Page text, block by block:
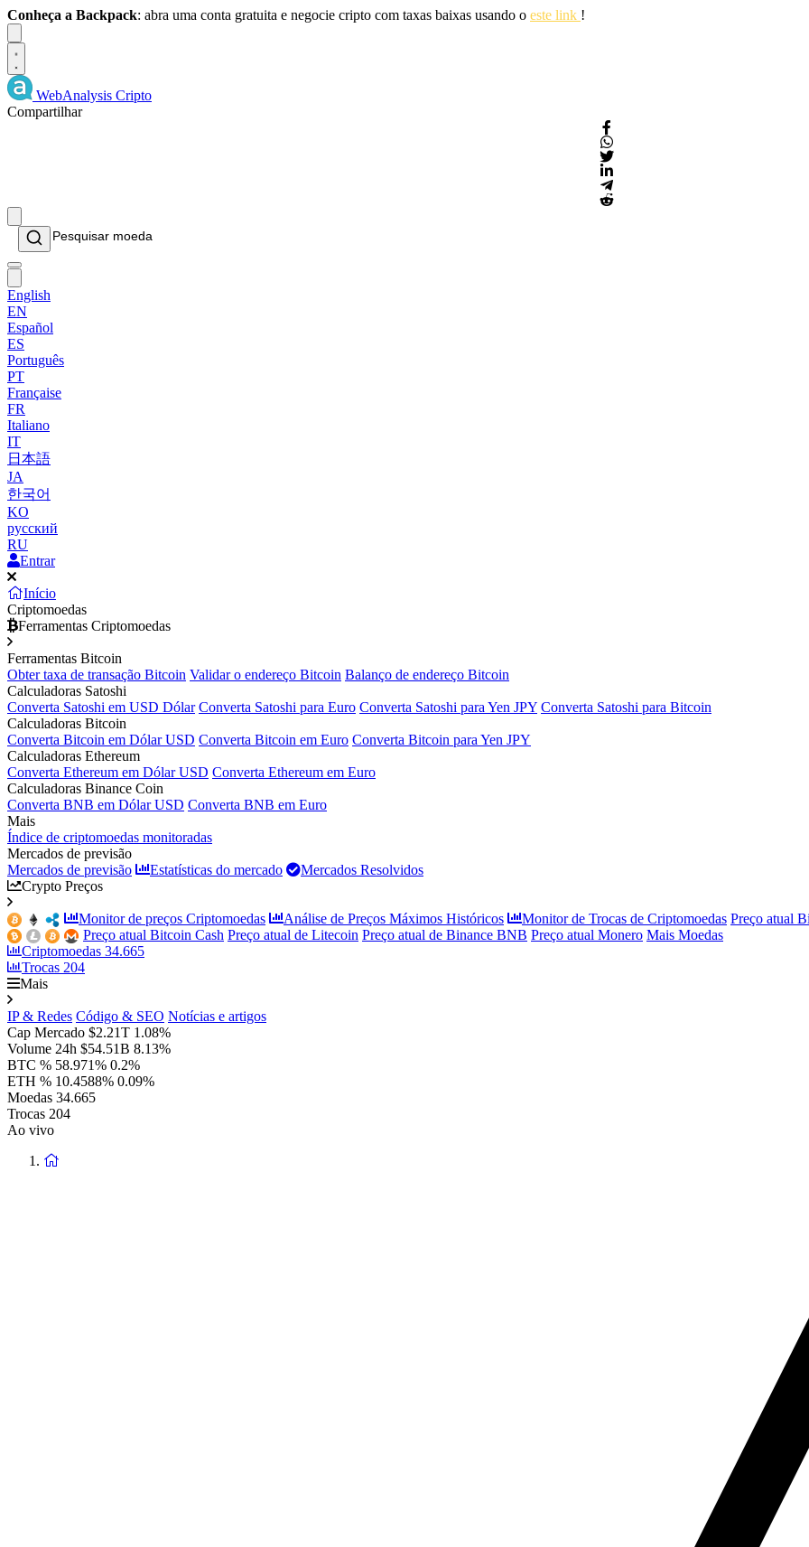
Conheça a Backpack: abra uma conta gratuita e negocie cripto com taxas baixas usando o este link !
WebAnalysis Cripto
Compartilhar
English
EN
Español
ES
Português
PT
Française
FR
Italiano
IT
日本語
JA
한국어
KO
русский
RU
Entrar
Início
Criptomoedas
Ferramentas Criptomoedas
Ferramentas Bitcoin
Obter taxa de transação Bitcoin Validar o endereço Bitcoin Balanço de endereço Bitcoin
Calculadoras Satoshi
Converta Satoshi em USD Dólar Converta Satoshi para Euro Converta Satoshi para Yen JPY Converta Satoshi para Bitcoin
Calculadoras Bitcoin
Converta Bitcoin em Dólar USD Converta Bitcoin em Euro Converta Bitcoin para Yen JPY
Calculadoras Ethereum
Converta Ethereum em Dólar USD Converta Ethereum em Euro
Calculadoras Binance Coin
Converta BNB em Dólar USD Converta BNB em Euro
Mais
Índice de criptomoedas monitoradas
Mercados de previsão
Mercados de previsão
Estatísticas do mercado
Mercados Resolvidos
Crypto Preços
Monitor de preços Criptomoedas Análise de Preços Máximos Históricos Monitor de Trocas de Criptomoedas Preço atual
Preço atual Bitcoin Cash Preço atual de Litecoin Preço atual de Binance BNB Preço atual Monero Mais Moedas
Criptomoedas 34.665
Trocas 204
Mais
IP & Redes Código & SEO Notícias e artigos
Cap Mercado $2.21T 1.08%
Volume 24h $54.51B 8.13%
BTC % 58.971% 0.2%
ETH % 10.4588% 0.09%
Moedas 34.665
Trocas 204
Ao vivo